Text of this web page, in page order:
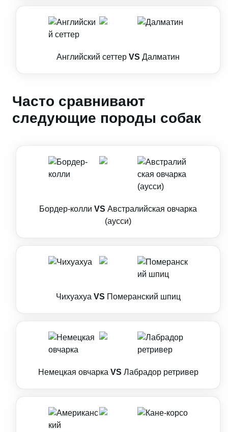
Английский сеттер VS Далматин
Часто сравнивают
следующие породы собак
Бордер-колли VS Австралийская овчарка
(аусси)
Чихуахуа VS Померанский шпиц
Немецкая овчарка VS Лабрадор ретривер